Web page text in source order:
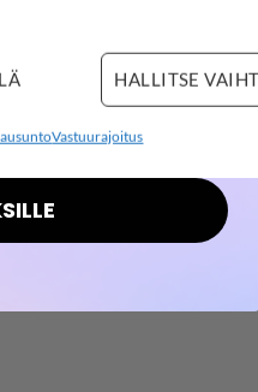
HALLITSE
Vastuurajoitus
minutes
:06
seconds